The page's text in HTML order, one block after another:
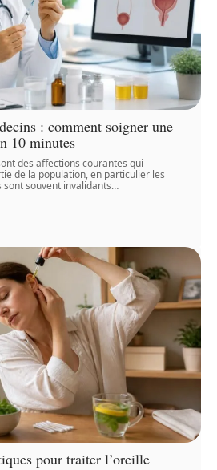
: comment soigner une
10 minutes
des affections courantes qui
de la population, en particulier les
souvent invalidants…
pour traiter l’oreille